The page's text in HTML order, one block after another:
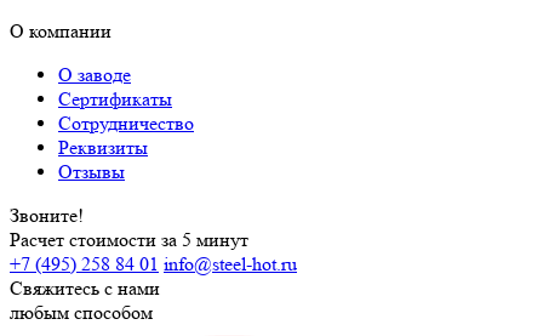
О компании
О заводе
Сертификаты
Сотрудничество
Реквизиты
Отзывы
Звоните!
Расчет стоимости за 5 минут
+7 (495) 258 84 01 info@steel-hot.ru
Свяжитесь с нами
любым способом